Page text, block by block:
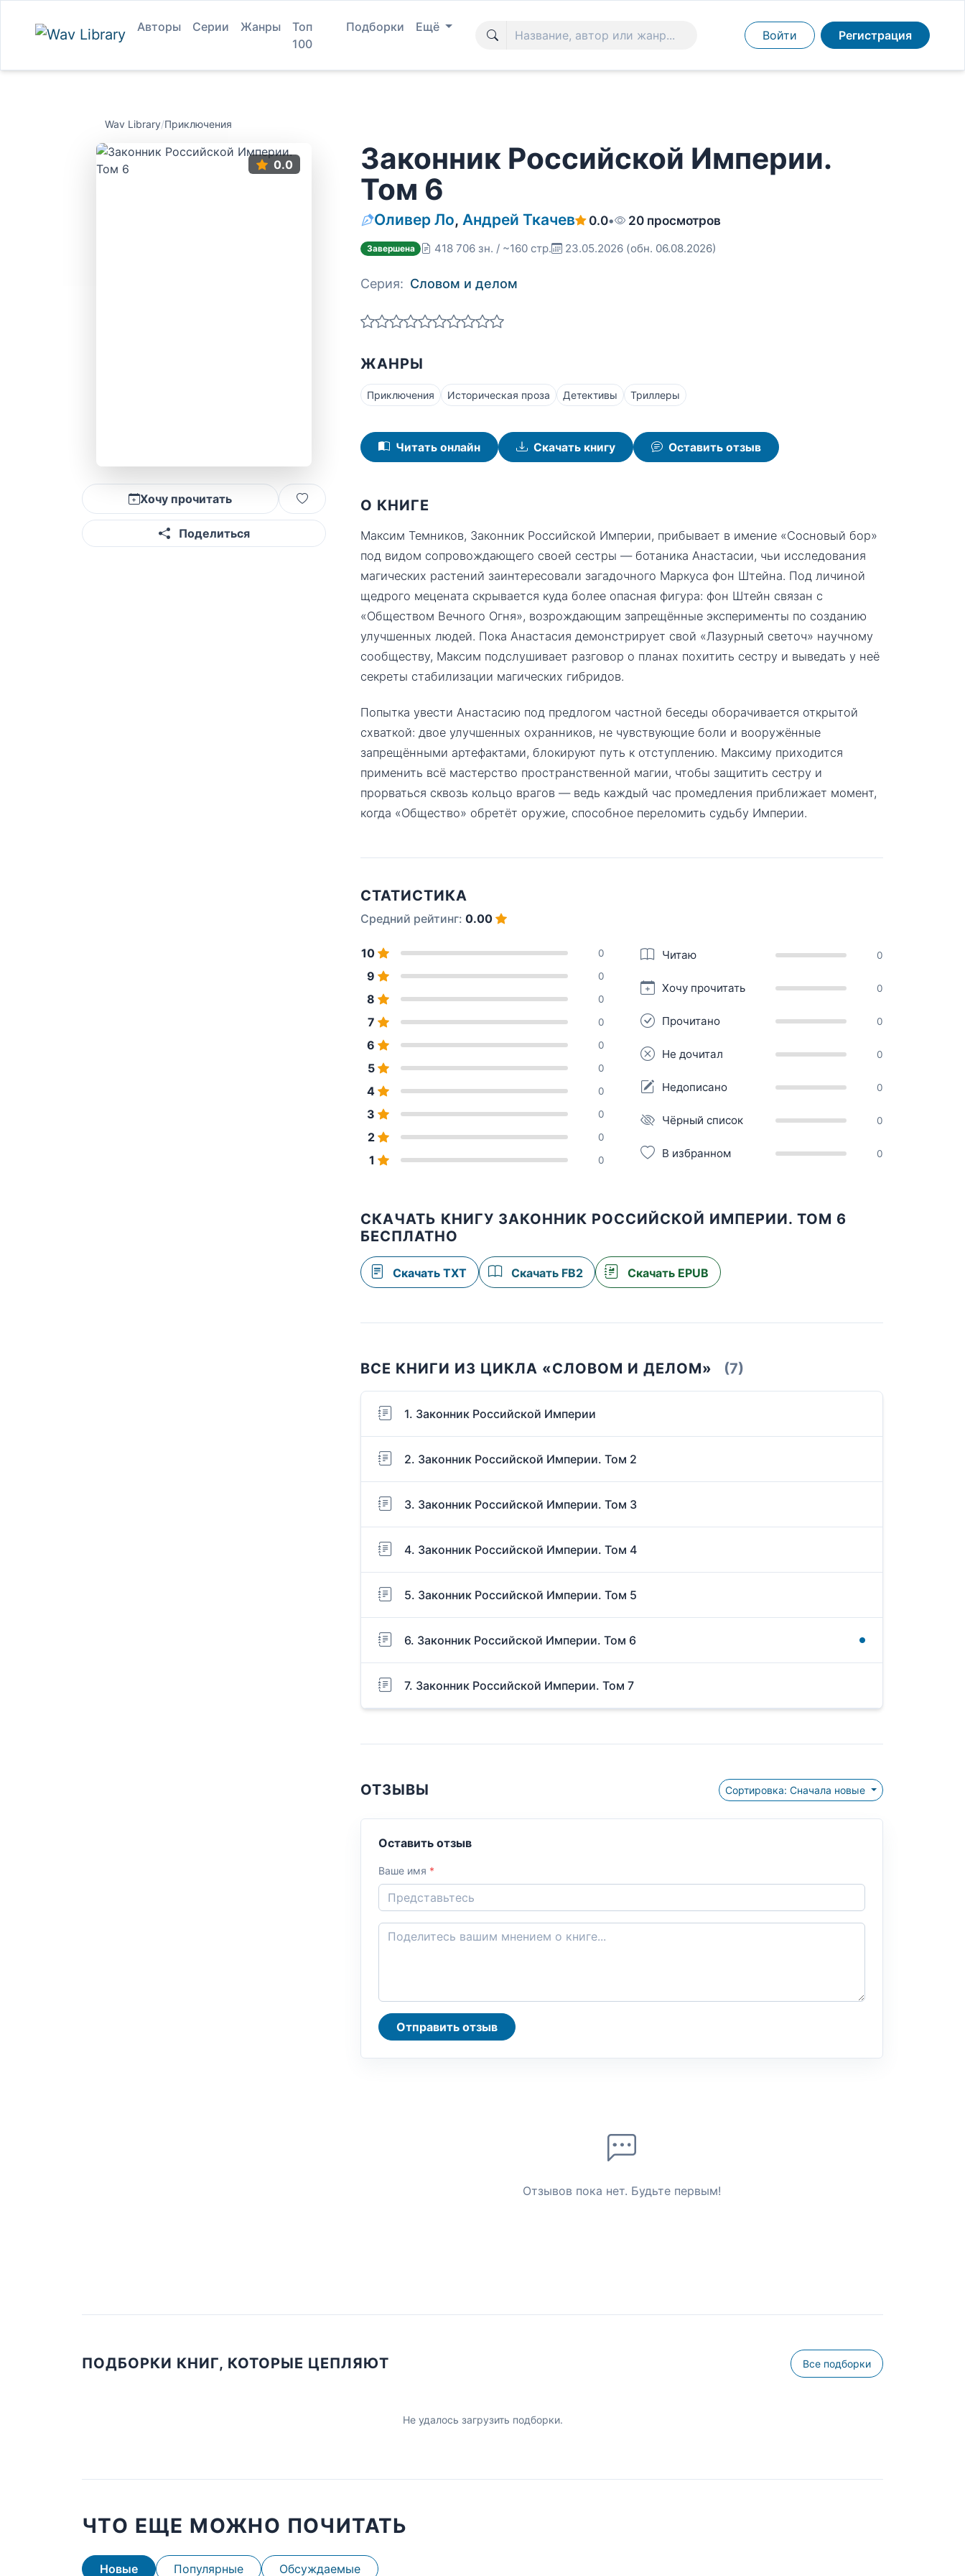
Авторы Серии Жанры
Топ
100
Подборки Ещё
Войти Регистрация
Wav Library/Приключения
0.0
Хочу прочитать
Поделиться
Законник Российской Империи.
Том 6
Оливер Ло, Андрей Ткачев 0.0• 20 просмотров
Завершена 418 706 зн. / ~160 стр. 23.05.2026 (обн. 06.08.2026)
Серия: Словом и делом
ЖАНРЫ
Приключения Историческая проза Детективы Триллеры
Читать онлайн Скачать книгу Оставить отзыв
О КНИГЕ
Максим Темников, Законник Российской Империи, прибывает в имение «Сосновый бор»
под видом сопровождающего своей сестры — ботаника Анастасии, чьи исследования
магических растений заинтересовали загадочного Маркуса фон Штейна. Под личиной
щедрого мецената скрывается куда более опасная фигура: фон Штейн связан с
«Обществом Вечного Огня», возрождающим запрещённые эксперименты по созданию
улучшенных людей. Пока Анастасия демонстрирует свой «Лазурный светоч» научному
сообществу, Максим подслушивает разговор о планах похитить сестру и выведать у неё
секреты стабилизации магических гибридов.
Попытка увести Анастасию под предлогом частной беседы оборачивается открытой
схваткой: двое улучшенных охранников, не чувствующие боли и вооружённые
запрещёнными артефактами, блокируют путь к отступлению. Максиму приходится
применить всё мастерство пространственной магии, чтобы защитить сестру и
прорваться сквозь кольцо врагов — ведь каждый час промедления приближает момент,
когда «Общество» обретёт оружие, способное переломить судьбу Империи.
СТАТИСТИКА
Средний рейтинг: 0.00
10 0
9 0
8 0
7 0
6 0
5 0
4 0
3 0
2 0
1 0
Читаю 0
Хочу прочитать 0
Прочитано 0
Не дочитал 0
Недописано 0
Чёрный список 0
В избранном 0
СКАЧАТЬ КНИГУ ЗАКОННИК РОССИЙСКОЙ ИМПЕРИИ. ТОМ 6
БЕСПЛАТНО
Скачать TXT Скачать FB2 Скачать EPUB
ВСЕ КНИГИ ИЗ ЦИКЛА «СЛОВОМ И ДЕЛОМ» (7)
1. Законник Российской Империи
2. Законник Российской Империи. Том 2
3. Законник Российской Империи. Том 3
4. Законник Российской Империи. Том 4
5. Законник Российской Империи. Том 5
6. Законник Российской Империи. Том 6
7. Законник Российской Империи. Том 7
ОТЗЫВЫ Сортировка: Сначала новые
Оставить отзыв
Ваше имя *
Отправить отзыв
Отзывов пока нет. Будьте первым!
ПОДБОРКИ КНИГ, КОТОРЫЕ ЦЕПЛЯЮТ Все подборки
Не удалось загрузить подборки.
ЧТО ЕЩЕ МОЖНО ПОЧИТАТЬ
Новые Популярные Обсуждаемые